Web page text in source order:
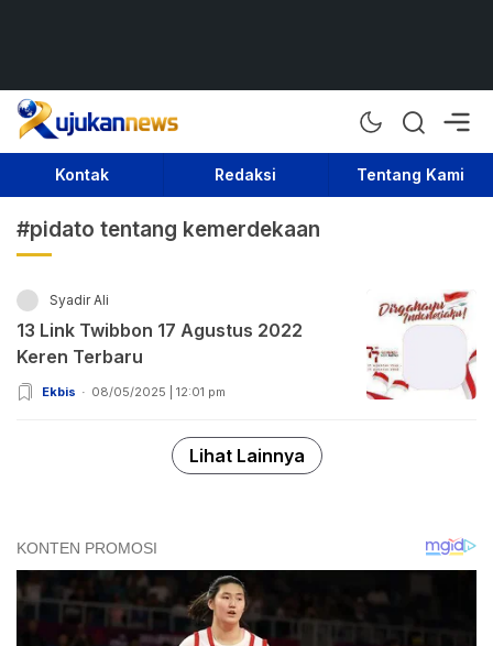
Rujukan News
Satu Rujukan Sejuta Informasi
Kontak Redaksi Tentang Kami
#pidato tentang kemerdekaan
Syadir Ali
13 Link Twibbon 17 Agustus 2022
Keren Terbaru
Ekbis 08/05/2025 | 12:01 pm
Lihat Lainnya